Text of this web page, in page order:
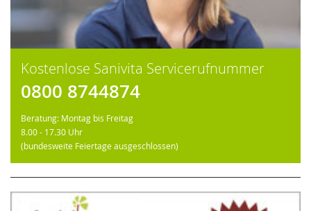
Kostenlose Sanivita Servicerufnummer
0800 8744874
Beratung: Montag bis Freitag
8.00 - 17.30 Uhr
(bundesweite Feiertage ausgeschlossen)